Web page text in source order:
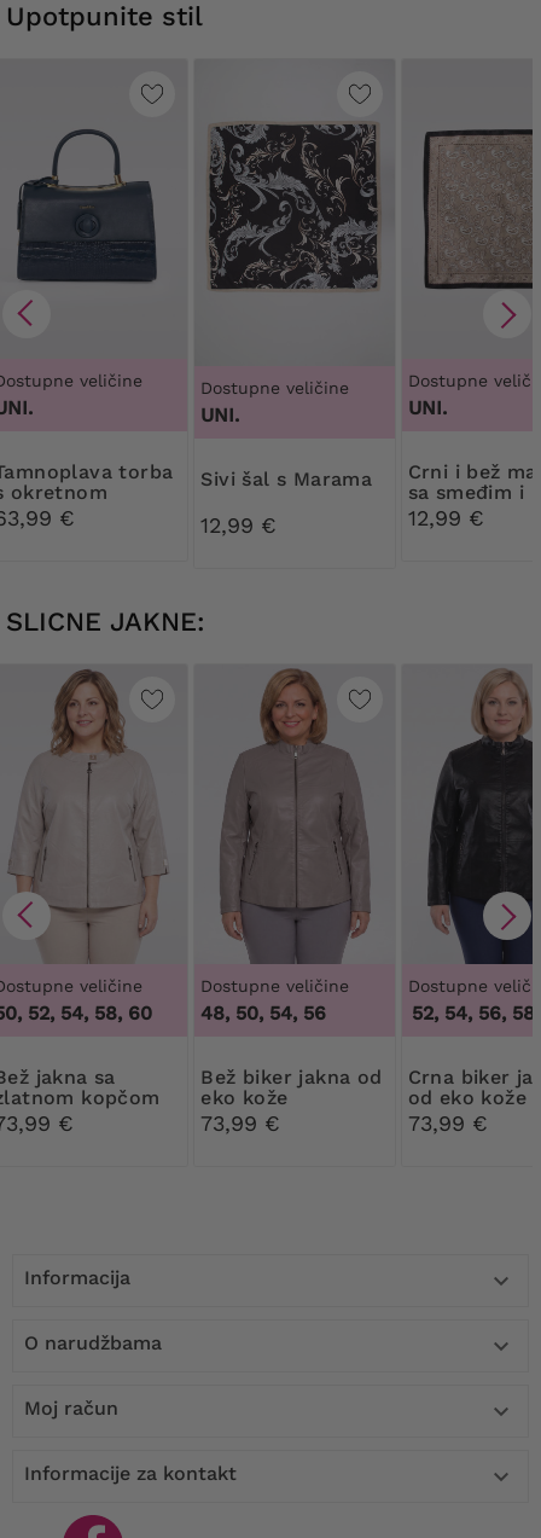
Upotpunite stil
veličine
okretnom
€
Dostupne veličine
UNI.
Sivi šal s Marama
12,99 €
Dostupne
UNI.
Crni i bež marama
sa smeđim i
bijelim
12,99 €
SLICNE JAKNE:
veličine
52, 54, 58, 60
sa
kopčom
€
Dostupne veličine
48, 50, 54, 56
Bež biker jakna od
eko kože
73,99 €
Dostupne
48, 50, 52, 54, 56, 58,
Crna biker jakna
od eko kože
73,99 €
Informacija 
O narudžbama 
Moj račun 
Informacije za kontakt 